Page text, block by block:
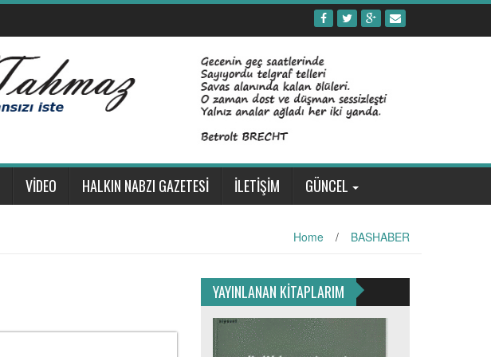
VİDEO HALKIN NABZI GAZETESİ İLETİŞİM GÜNCEL
Home / BASHABER
YAYINLANAN KİTAPLARIM